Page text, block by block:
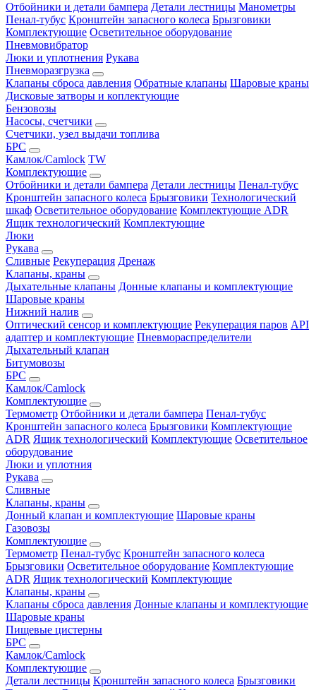
Отбойники и детали бампера Детали лестницы Манометры
Пенал-тубус Кронштейн запасного колеса Брызговики
Комплектующие Осветительное оборудование
Пневмовибратор
Люки и уплотнения Рукава
Пневморазгрузка
Клапаны сброса давления Обратные клапаны Шаровые краны
Дисковые затворы и коплектующие
Бензовозы
Насосы, счетчики
Счетчики, узел выдачи топлива
БРС
Камлок/Camlock TW
Комплектующие
Отбойники и детали бампера Детали лестницы Пенал-тубус
Кронштейн запасного колеса Брызговики Технологический
шкаф Осветительное оборудование Комплектующие ADR
Ящик технологический Комплектующие
Люки
Рукава
Сливные Рекуперация Дренаж
Клапаны, краны
Дыхательные клапаны Донные клапаны и комплектующие
Шаровые краны
Нижний налив
Оптический сенсор и комплектующие Рекуперация паров API
адаптер и комплектующие Пневмораспределители
Дыхательный клапан
Битумовозы
БРС
Камлок/Camlock
Комплектующие
Термометр Отбойники и детали бампера Пенал-тубус
Кронштейн запасного колеса Брызговики Комплектующие
ADR Ящик технологический Комплектующие Осветительное
оборудование
Люки и уплотния
Рукава
Сливные
Клапаны, краны
Донный клапан и комплектующие Шаровые краны
Газовозы
Комплектующие
Термометр Пенал-тубус Кронштейн запасного колеса
Брызговики Осветительное оборудование Комплектующие
ADR Ящик технологический Комплектующие
Клапаны, краны
Клапаны сброса давления Донные клапаны и комплектующие
Шаровые краны
Пищевые цистерны
БРС
Камлок/Camlock
Комплектующие
Детали лестницы Кронштейн запасного колеса Брызговики